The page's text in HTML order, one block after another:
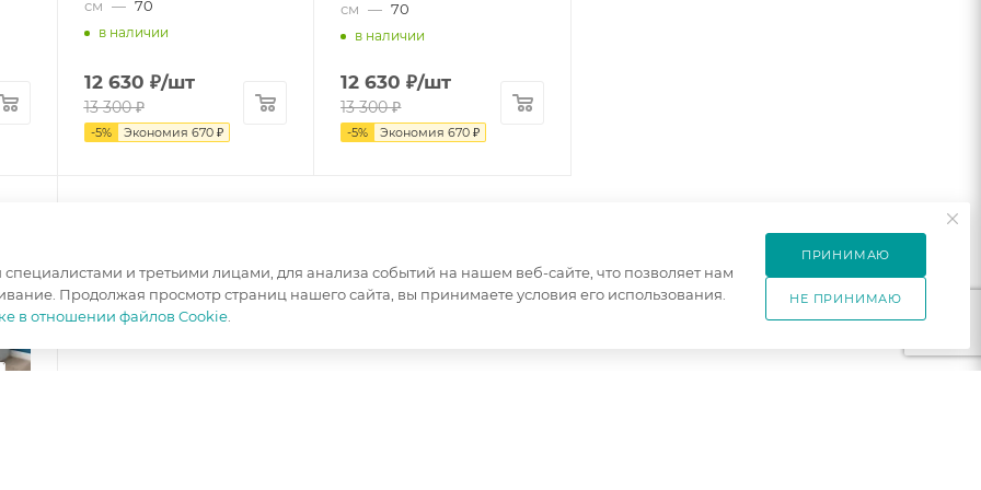
см — 70
в наличии
12 630 ₽/шт
13 300₽
-5% Экономия 670₽
см — 70
в наличии
12 630 ₽/шт
13 300₽
-5% Экономия 670 ₽
и третьими лицами, для анализа событий на нашем веб-сайте, что позволяет нам
Продолжая просмотр страниц нашего сайта, вы принимаете условия его использования.
в отношении файлов Cookie
ПРИНИМАЮ
НЕ ПРИНИМАЮ